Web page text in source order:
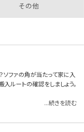
その他
ソファの角が当たって家に入
ルートの確認をしましょう。
...続きを読む